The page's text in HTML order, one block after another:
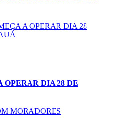
OPERAR DIA 28 DE